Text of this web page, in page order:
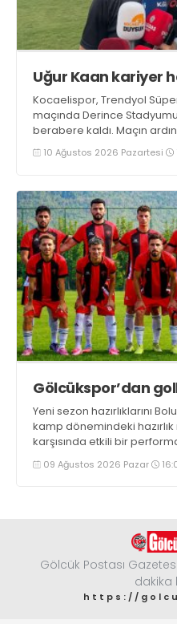
Uğur Kaan kariyer
Kocaelispor, Trendyol
maçında Derince
berabere kaldı. Maçın
Uğur Kaan Yıldız, "İlk yarı
odasındaki uyarılarla
10 Ağustos 2026 Pazartesi
Gölcükspor’dan
Yeni sezon hazırlıklarını
kamp dönemindeki hazırlık
karşısında etkili bir
siyahlılar, iki devrede
mağlup etti
09 Ağustos 2026 Pazar
Gölcük Postası
dakika
https://